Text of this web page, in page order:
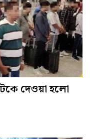
দেওয়া হলো